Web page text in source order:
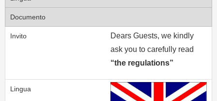
Dears Guests, we kindly
ask you to carefully read
“the regulations”